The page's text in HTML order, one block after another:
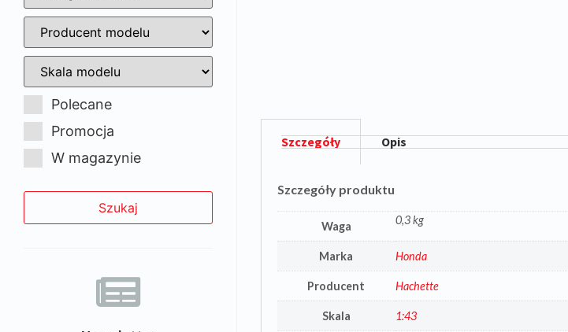
Polecane
Promocja
W magazynie
Szczegóły Opis
Szczegóły produktu
Waga 0,3 kg
Marka Honda
Producent Hachette
Skala 1:43